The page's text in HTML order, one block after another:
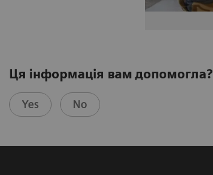
Ця інформація вам допомогла?
Yes No